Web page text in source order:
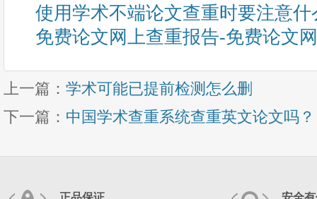
使用学术不端论文查重时要注意什
免费论文网上查重报告-免费论文
上一篇： 学术可能已提前检测怎么删
下一篇： 中国学术查重系统查重英文论文吗？